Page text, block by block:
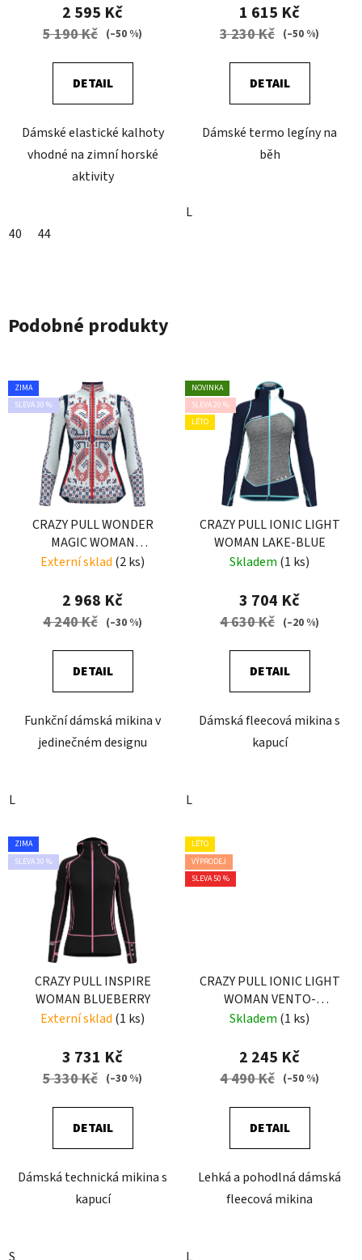
2 595 Kč
5 190 Kč (–50 %)
DETAIL
Dámské elastické kalhoty
vhodné na zimní horské
aktivity
40 44
1 615 Kč
3 230 Kč (–50 %)
DETAIL
Dámské termo legíny na
běh
L
Podobné produkty
ZIMA
SLEVA 30 %
CRAZY PULL WONDER
MAGIC WOMAN
CROCHET
Externí sklad (2 ks)
2 968 Kč
4 240 Kč (–30 %)
DETAIL
Funkční dámská mikina v
jedinečném designu
L
NOVINKA
SLEVA 20 %
LÉTO
CRAZY PULL IONIC LIGHT
WOMAN LAKE-BLUE
Skladem (1 ks)
3 704 Kč
4 630 Kč (–20 %)
DETAIL
Dámská fleecová mikina s
kapucí
L
ZIMA
SLEVA 30 %
CRAZY PULL INSPIRE
WOMAN BLUEBERRY
Externí sklad (1 ks)
3 731 Kč
5 330 Kč (–30 %)
DETAIL
Dámská technická mikina s
kapucí
LÉTO
VÝPRODEJ
SLEVA 50 %
CRAZY PULL IONIC LIGHT
WOMAN VENTO-
BLOSSOM
Skladem (1 ks)
2 245 Kč
4 490 Kč (–50 %)
DETAIL
Lehká a pohodlná dámská
fleecová mikina